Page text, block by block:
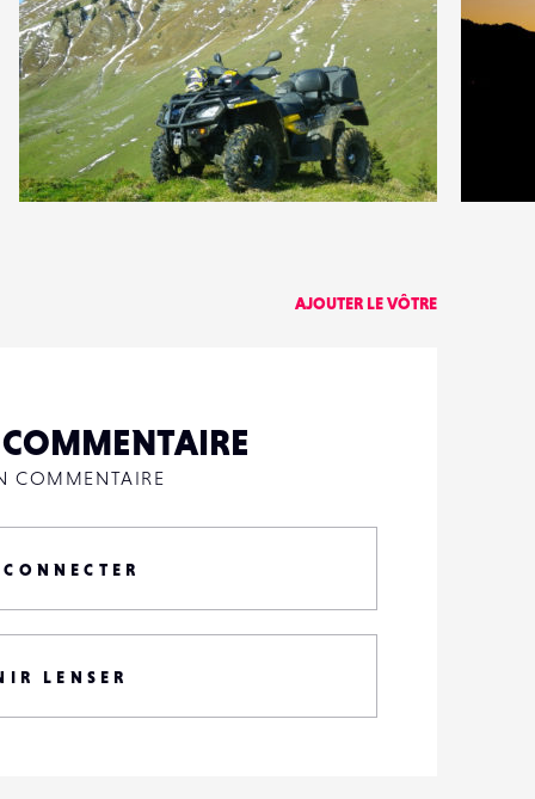
0
6
AJOUTER LE VÔTRE
COMMENTAIRE
LENSER